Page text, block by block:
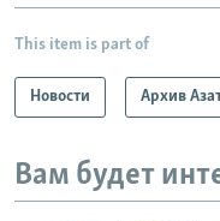
This item is part of
Новости Архив
Вам будет